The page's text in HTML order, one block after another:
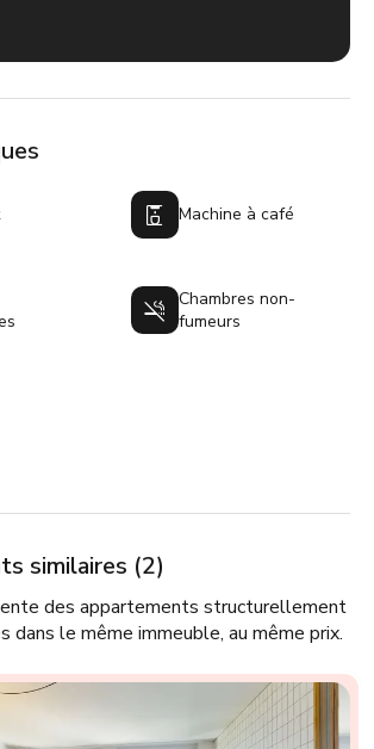
Machine à café
Chambres non-
fumeurs
similaires (2)
des appartements structurellement
dans le même immeuble, au même prix.